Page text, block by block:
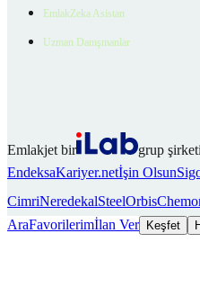
EmlakZeka Asistan
Uzman Danışmanlar
Emlakjet bir
grup
EndeksaKariyer.netİşin Olsun
CimriNeredekalSteelOrbis
AraFavorilerimİlan Ver Keşfet